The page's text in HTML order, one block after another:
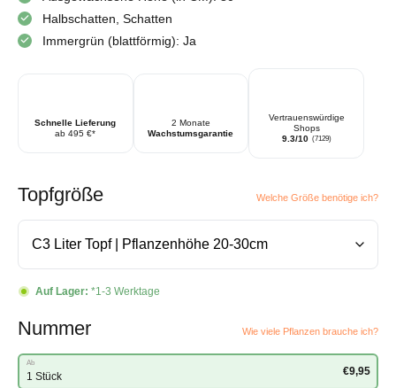
Halbschatten, Schatten
Immergrün (blattförmig): Ja
Schnelle Lieferung
ab 495 €*
2 Monate
Wachstumsgarantie
Vertrauenswürdige
Shops
9.3/10 (7129)
Topfgröße Welche Größe benötige ich?
Auf Lager: *1-3 Werktage
Nummer Wie viele Pflanzen brauche ich?
Ab
1 Stück €9,95